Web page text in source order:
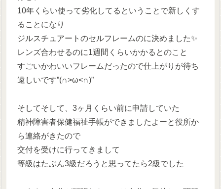
10年くらい使って劣化してるということで新しくす
ることになり
ジルスチュアートのセルフレームのに決めました✨
レンズ合わせるのに1週間くらいかかるとのこと
すごいかわいいフレームだったので仕上がりが待ち
遠しいです”(∩>ω<∩)”
そしてそして、3ヶ月くらい前に申請していた
精神障害者保健福祉手帳ができましたよーと役所か
ら連絡がきたので
交付を受けに行ってきまして
等級はたぶん3級だろうと思ってたら2級でした